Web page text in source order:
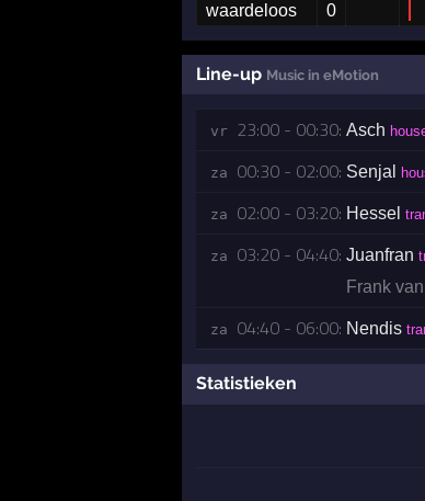
waardeloos
0
Line-up Music in eMotion
vr 23:00 - 00:30: Asch
za 00:30 - 02:00: Senjal
za 02:00 - 03:20: Hessel
za 03:20 - 04:40: Juanfran
Frank
za 04:40 - 06:00: Nendis
Statistieken